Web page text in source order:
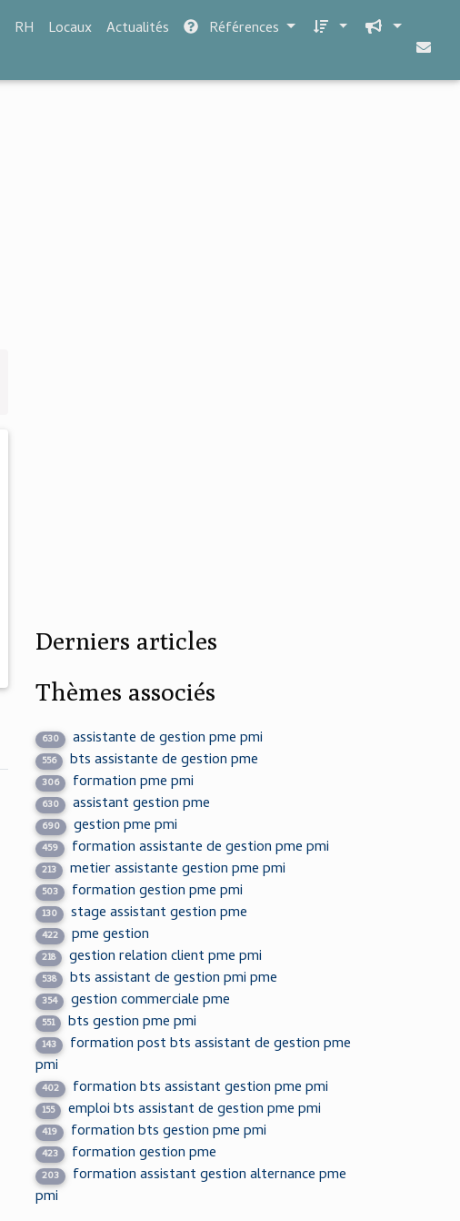
RH Locaux Actualités Références
Derniers articles
Thèmes associés
630 assistante de gestion pme pmi
556 bts assistante de gestion pme
306 formation pme pmi
630 assistant gestion pme
690 gestion pme pmi
459 formation assistante de gestion pme pmi
213 metier assistante gestion pme pmi
503 formation gestion pme pmi
130 stage assistant gestion pme
422 pme gestion
218 gestion relation client pme pmi
538 bts assistant de gestion pmi pme
354 gestion commerciale pme
551 bts gestion pme pmi
143
formation post bts assistant de gestion pme
pmi
402 formation bts assistant gestion pme pmi
155 emploi bts assistant de gestion pme pmi
419 formation bts gestion pme pmi
423 formation gestion pme
203
formation assistant gestion alternance pme
pmi